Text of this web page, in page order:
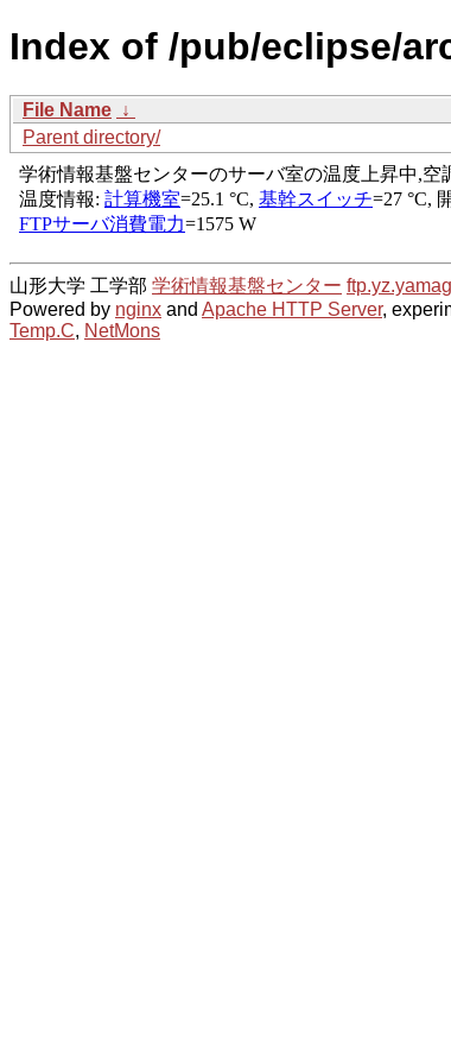
Index of /pub/eclipse/
File Name ↓
Parent directory/
山形大学 工学部 学術情報基盤センター
Powered by nginx and Apache HTTP Server,
Temp.C, NetMons